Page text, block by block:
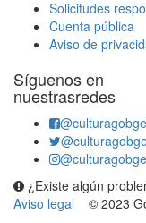
Solicitudes
Cuenta pública
Aviso de
Síguenos en
nuestrasredes
¿Existe algún
Aviso legal
© 2023